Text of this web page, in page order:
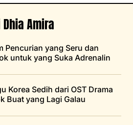
Amira
Pencurian yang Seru dan
untuk yang Suka Adrenalin
Korea Sedih dari OST Drama
Buat yang Lagi Galau